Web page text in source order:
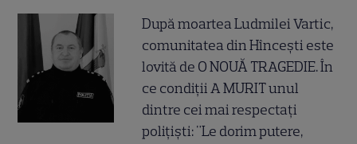
După moartea Ludmilei Vartic,
comunitatea din Hîncești este
lovită de O NOUĂ TRAGEDIE. În
ce condiții A MURIT unul
dintre cei mai respectați
polițiști: "Le dorim putere,